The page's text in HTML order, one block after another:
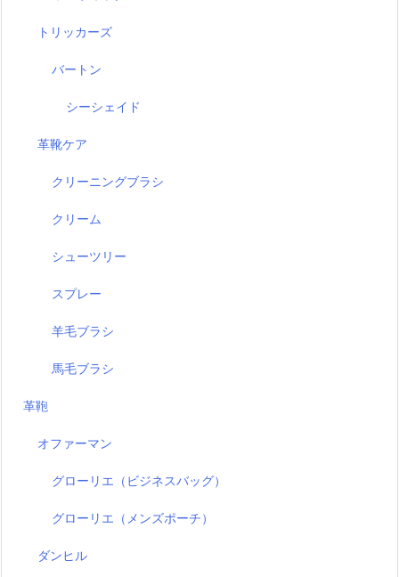
トリッカーズ
バートン
シーシェイド
革靴ケア
クリーニングブラシ
クリーム
シューツリー
スプレー
羊毛ブラシ
馬毛ブラシ
革鞄
オファーマン
グローリエ（ビジネスバッグ）
グローリエ（メンズポーチ）
ダンヒル